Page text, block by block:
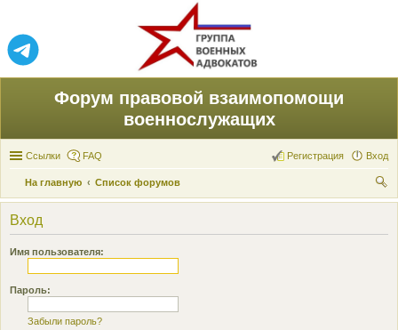
Форум правовой взаимопомощи
военнослужащих
Ссылки FAQ Вход
Регистрация
На главную
Список форумов
ои
Вход
Имя пользователя:
Пароль:
Забыли пароль?